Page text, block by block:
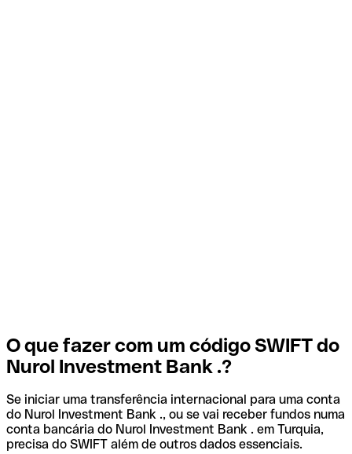
O que fazer com um código SWIFT do
Nurol Investment Bank .?
Se iniciar uma transferência internacional para uma conta
do Nurol Investment Bank ., ou se vai receber fundos numa
conta bancária do Nurol Investment Bank . em Turquia,
precisa do SWIFT além de outros dados essenciais.